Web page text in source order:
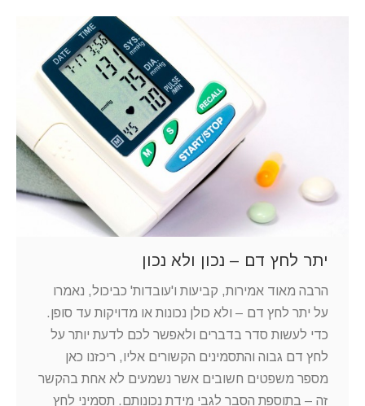
יתר לחץ דם – נכון ולא נכון
הרבה מאוד אמירות, קביעות ו'עובדות' כביכול, נאמרו
על יתר לחץ דם – ולא כולן נכונות או מדויקות עד סופן.
כדי לעשות סדר בדברים ולאפשר לכם לדעת יותר על
לחץ דם גבוה והתסמינים הקשורים אליו, ריכזנו כאן
מספר משפטים חשובים אשר נשמעים לא אחת בהקשר
זה – בתוספת הסבר לגבי מידת נכונותם. תסמיני לחץ